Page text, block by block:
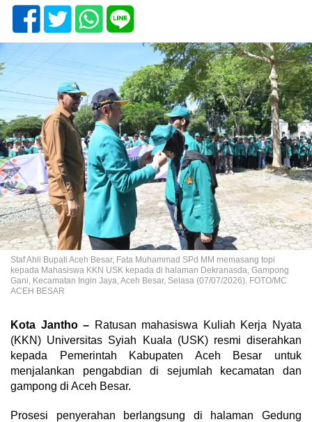
Staf Ahli Bupati Aceh Besar, Fata Muhammad SPd MM memasang topi
kepada Mahasiswa KKN USK kepada di halaman Dekranasda, Gampong
Gani, Kecamatan Ingin Jaya, Aceh Besar, Selasa (07/07/2026). FOTO/MC
ACEH BESAR
Kota Jantho – Ratusan mahasiswa Kuliah Kerja Nyata
(KKN) Universitas Syiah Kuala (USK) resmi diserahkan
kepada Pemerintah Kabupaten Aceh Besar untuk
menjalankan pengabdian di sejumlah kecamatan dan
gampong di Aceh Besar.
Prosesi penyerahan berlangsung di halaman Gedung